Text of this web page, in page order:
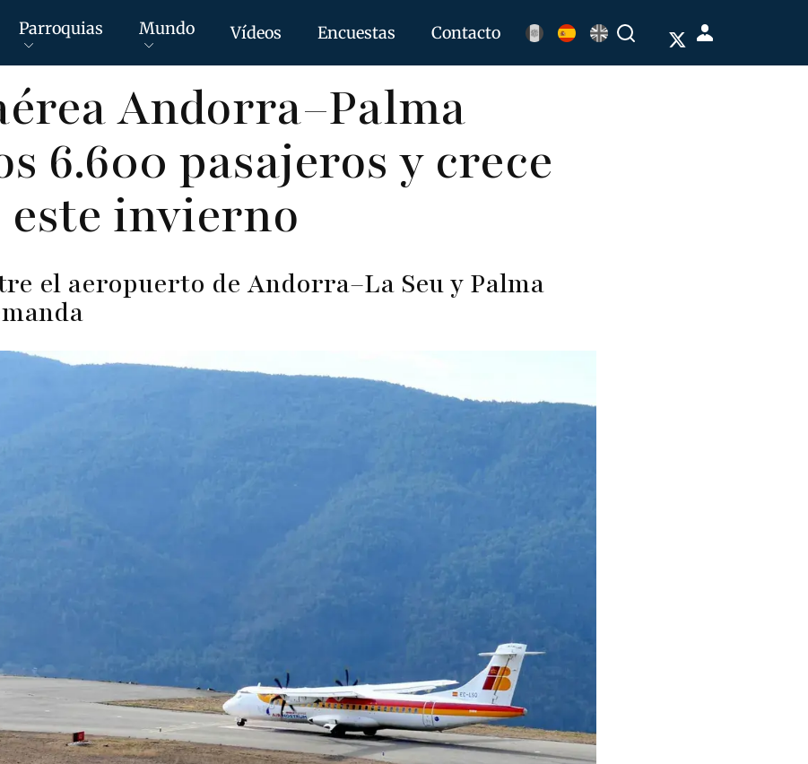
Parroquias Mundo Vídeos Encuestas Contacto BuscarMenú
de
Andorra–Palma
6.600 pasajeros y crece
este invierno
el aeropuerto de Andorra–La Seu y Palma